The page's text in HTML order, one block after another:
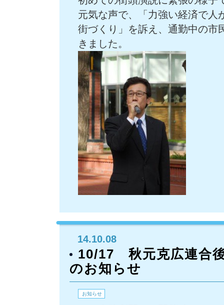
元気な声で、「力強い経済で人
街づくり」を訴え、通勤中の市
きました。
14.10.08
10/17 秋元克広連合
のお知らせ
お知らせ